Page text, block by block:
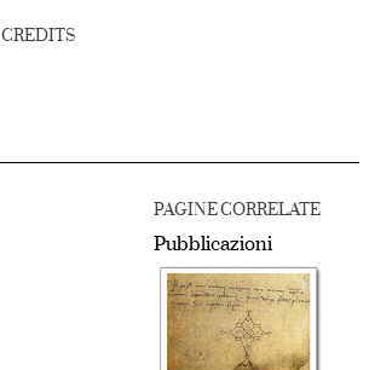
CREDITS
PAGINE CORRELATE
Pubblicazioni